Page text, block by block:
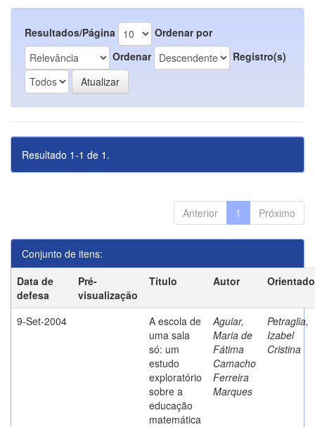
Resultados/Página
Ordenar por
Ordenar
Registro(s)
Resultado 1-1 de 1.
Anterior 1 Próximo
Conjunto de itens:
Data de
defesa
Pré-
visualização
Título Autor
9-Set-2004
A escola de
uma sala
só: um
estudo
exploratório
sobre a
educação
matemática
Aguiar,
Maria de
Fátima
Camacho
Ferreira
Marques
Petraglia,
Izabel
Cristina